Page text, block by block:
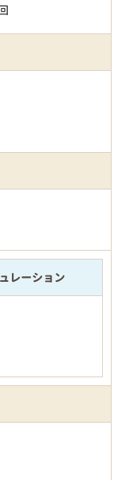
レーション